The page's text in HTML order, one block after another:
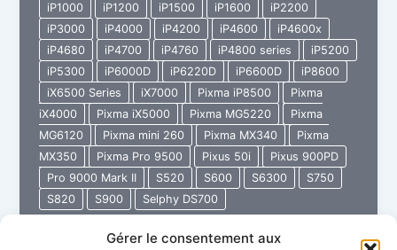
Gérer le consentement aux
iP1000
iP1200 iP1500 iP1600
iP2200
iP3000
iP4000 iP4200 iP4600
iP4600x
iP4680
iP4700 iP4760 iP4800 series
iP5200
iP5300
iP6000D iP6220D iP6600D
iP8600
iX6500 Series
iX7000 Pixma iP8500
Pixma
iX4000
Pixma iX5000 Pixma MG5220
Pixma
MG6120
Pixma mini 260 Pixma MX340
Pixma
MX350
Pixma Pro 9500 Pixus 50i
Pixus 900PD
Pro 9000 Mark II
S520 S600 S6300
S750
S820
S900 Selphy DS700
Lire l’article »